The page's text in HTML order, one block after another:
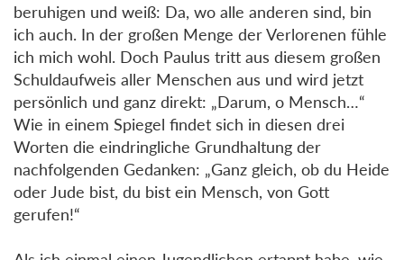
beruhigen und weiß: Da, wo alle anderen sind, bin
ich auch. In der großen Menge der Verlorenen fühle
ich mich wohl. Doch Paulus tritt aus diesem großen
Schuldaufweis aller Menschen aus und wird jetzt
persönlich und ganz direkt: „Darum, o Mensch…“
Wie in einem Spiegel findet sich in diesen drei
Worten die eindringliche Grundhaltung der
nachfolgenden Gedanken: „Ganz gleich, ob du Heide
oder Jude bist, du bist ein Mensch, von Gott
gerufen!“